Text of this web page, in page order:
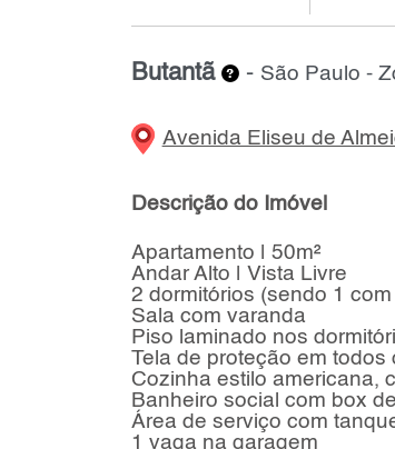
Butantã - São Paulo -
Avenida Eliseu de
Descrição do Imóvel
Apartamento | 50m²
Andar Alto | Vista Livre
2 dormitórios (sendo 1
Sala com varanda
Piso laminado nos
Tela de proteção em todos
Cozinha estilo americana,
Banheiro social com box
Área de serviço com
1 vaga na garagem